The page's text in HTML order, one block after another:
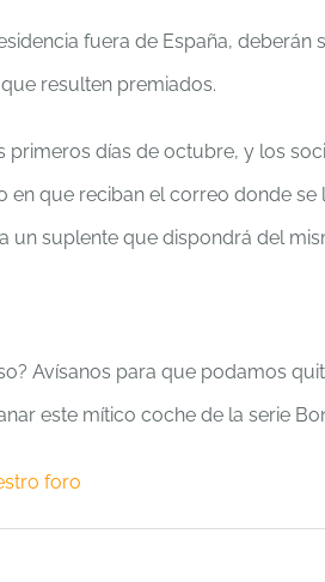
fuera de España,
resulten premiados.
primeros días de octubre, y los
que reciban el correo donde
un suplente que dispondrá del
Avísanos para que podamos
este mítico coche de la serie
foro